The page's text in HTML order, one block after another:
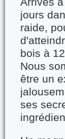
jours
raide,
bois à
Nous
être un
ses